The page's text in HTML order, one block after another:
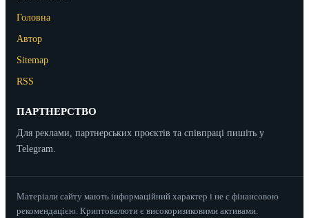
Головна
Автор
Sitemap
RSS
ПАРТНЕРСТВО
Для реклами, партнерських проєктів та співпраці пишіть у
Telegram.
Матеріали сайту мають інформаційний характер і не є фінансовою
рекомендацією. Криптовалюти є високоризиковими активами.